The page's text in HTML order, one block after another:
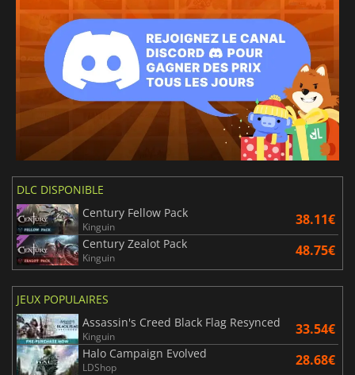
DLC DISPONIBLE
Century Fellow Pack
Kinguin 38.11€
Century Zealot Pack
Kinguin 48.75€
JEUX POPULAIRES
Assassin's Creed Black Flag Resynced
Kinguin 33.54€
Halo Campaign Evolved
LDShop 28.68€